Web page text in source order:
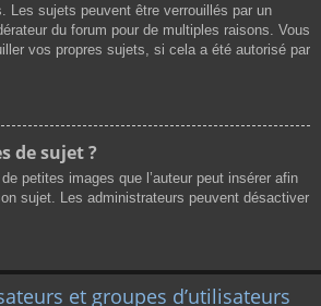
Les sujets peuvent être verrouillés par un
du forum pour de multiples raisons. Vous
vos propres sujets, si cela a été autorisé par
de sujet ?
petites images que l’auteur peut insérer afin
sujet. Les administrateurs peuvent désactiver
et groupes d’utilisateurs